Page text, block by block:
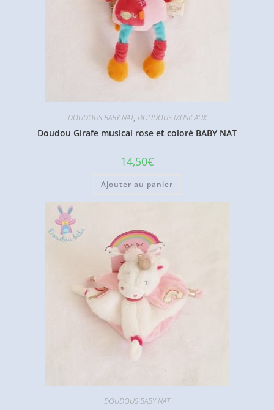
DOUDOUS BABY NAT, DOUDOUS MUSICAUX
Doudou Girafe musical rose et coloré BABY NAT
14,50€
Ajouter au panier
DOUDOUS BABY NAT